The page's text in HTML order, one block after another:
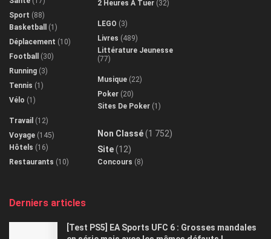
Sport (88)
Basketball
(1)
Déplacement (10)
Football
(30)
Running (3)
Tennis (1)
Vélo (1)
Travail (12)
Voyage (145)
Hôtels (16)
Restaurants (10)
2 Heures À Tuer (32)
LEGO (3)
Livres (489)
Littérature Jeunesse
(77)
Musique (22)
Poker (20)
Sites De Poker (1)
Non Classé(1 752)
Site(12)
Concours (8)
Derniers articles
[Test PS5] EA Sports UFC 6 : Grosses mandales